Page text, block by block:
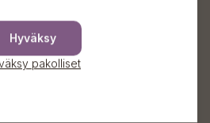
Hyväksy
pakolliset